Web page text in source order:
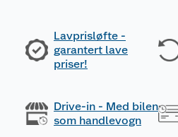
Lavprisløfte -
garantert lave
priser!
Drive-in - Med bilen
som handlevogn